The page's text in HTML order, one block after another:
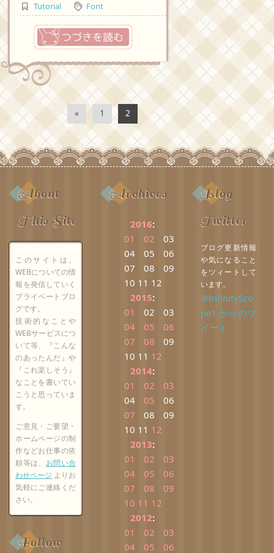
Tutorial Font
つづきを読む
« 1 2
About
This Site
このサイトは、
WEBについての情
報を発信していく
プライベートブロ
グです。
技術的なことや
WEBサービスにつ
いて等、『こんな
のあったんだ』や
『これ楽しそう』
なことを書いてい
こうと思っていま
す。
ご意見・ご要望・
ホームページの制
作などお仕事の依
頼等は、 お問い合
わせページ よりお
気軽にご連絡くだ
さい。
Follow
Archives
2016:
01
02
03
04
05
06
07
08
09
10 11 12
2015:
01
02
03
04
05
06
07
08
09
10 11 12
2014:
01
02
03
04
05
06
07
08
09
10 11 12
2013:
01
02
03
04
05
06
07
08
09
10 11 12
2012:
01
02
03
04
05 06
Blog
Twitter
ブログ更新情報
や気になること
をツィートして
います。
@InfinitySco
pe1 からのツ
イート